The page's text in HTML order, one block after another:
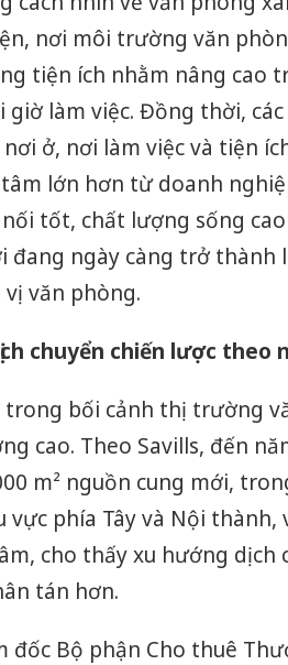
nơi môi trường văn
tiện ích nhằm nâng cao
làm việc. Đồng thời,
ở, nơi làm việc và tiện
lớn hơn từ doanh
tốt, chất lượng sống
đang ngày càng trở thành
văn phòng.
chuyển chiến lược theo
trong bối cảnh thị trường
cao. Theo Savills, đến
m² nguồn cung mới,
phía Tây và Nội thành,
cho thấy xu hướng dịch
tán hơn.
đốc Bộ phận Cho thuê